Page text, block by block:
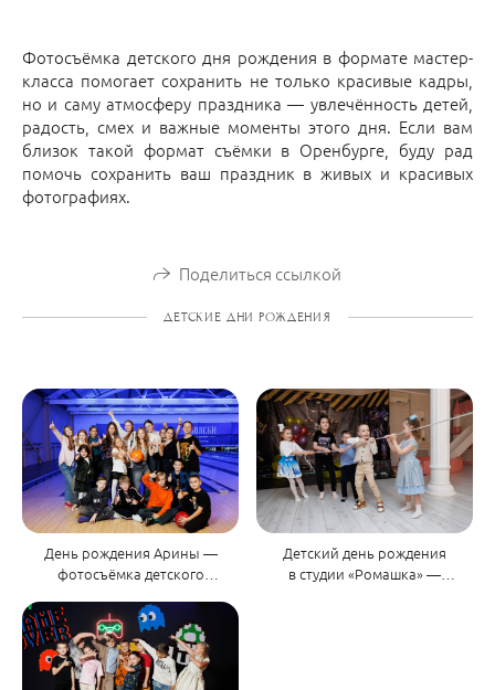
Фотосъёмка детского дня рождения в формате мастер-
класса помогает сохранить не только красивые кадры,
но и саму атмосферу праздника — увлечённость детей,
радость, смех и важные моменты этого дня. Если вам
близок такой формат съёмки в Оренбурге, буду рад
помочь сохранить ваш праздник в живых и красивых
фотографиях.
Поделиться ссылкой
ДЕТСКИЕ ДНИ РОЖДЕНИЯ
День рождения Арины —
фотосъёмка детского
Детский день рождения
в студии «Ромашка» —